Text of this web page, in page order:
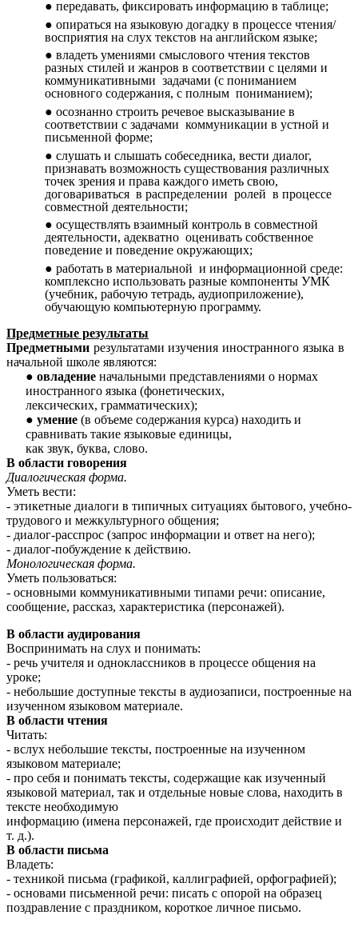
передавать, фиксировать информацию в таблице;
опираться на языковую догадку в процессе чтения/
восприятия на слух текстов на английском языке;
владеть умениями смыслового чтения текстов
разных стилей и жанров в соответствии с целями и
коммуникативными задачами (с пониманием
основного содержания, с полным пониманием);
осознанно строить речевое высказывание в
соответствии с задачами коммуникации в устной и
письменной форме;
слушать и слышать собеседника, вести диалог,
признавать возможность существования различных
точек зрения и права каждого иметь свою,
договариваться в распределении ролей в процессе
совместной деятельности;
осуществлять взаимный контроль в совместной
деятельности, адекватно оценивать собственное
поведение и поведение окружающих;
работать в материальной и информационной среде:
комплексно использовать разные компоненты УМК
(учебник, рабочую тетрадь, аудиоприложение),
обучающую компьютерную программу.
Предметные результаты
Предметными результатами изучения иностранного языка в
начальной школе являются:
овладение начальными представлениями о нормах
иностранного языка (фонетических,
лексических, грамматических);
умение (в объеме содержания курса) находить и
сравнивать такие языковые единицы,
как звук, буква, слово.
В области говорения
Диалогическая форма.
Уметь вести:
- этикетные диалоги в типичных ситуациях бытового, учебно-
трудового и межкультурного общения;
- диалог-расспрос (запрос информации и ответ на него);
- диалог-побуждение к действию.
Монологическая форма.
Уметь пользоваться:
- основными коммуникативными типами речи: описание,
сообщение, рассказ, характеристика (персонажей).
В области аудирования
Воспринимать на слух и понимать:
- речь учителя и одноклассников в процессе общения на
уроке;
- небольшие доступные тексты в аудиозаписи, построенные на
изученном языковом материале.
В области чтения
Читать:
- вслух небольшие тексты, построенные на изученном
языковом материале;
- про себя и понимать тексты, содержащие как изученный
языковой материал, так и отдельные новые слова, находить в
тексте необходимую
информацию (имена персонажей, где происходит действие и
т. д.).
В области письма
Владеть:
- техникой письма (графикой, каллиграфией, орфографией);
- основами письменной речи: писать с опорой на образец
поздравление с праздником, короткое личное письмо.